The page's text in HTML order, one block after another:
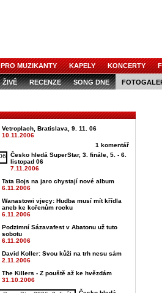
PRO MUZIKANTY KAPELY KONCERTY
ŽIVĚ RECENZE SONG DNE
Vetroplach, Bratislava, 9. 11. 06
10.11.2006
1 komentář
Česko hledá SuperStar, 3. finále, 5. - 6.
listopad 06
7.11.2006
Tata Bojs na jaro chystají nové album
6.11.2006
Wanastowi vjecy: Hudba musí mít křídla
aneb ke kořenům rocku
6.11.2006
Podzimní Sázavafest v Abatonu už tuto
sobotu
6.11.2006
David Koller: Svou kůži na trh nesu sám
2.11.2006
The Killers - Z pouště až ke hvězdám
31.10.2006